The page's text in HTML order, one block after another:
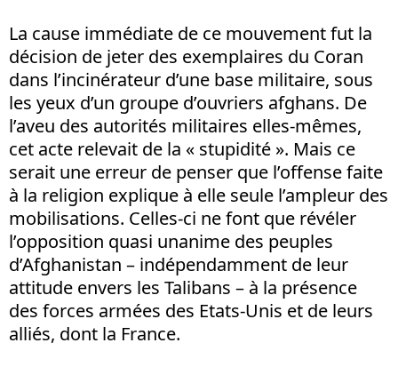
La cause immédiate de ce mouvement fut la
décision de jeter des exemplaires du Coran
dans l’incinérateur d’une base militaire, sous
les yeux d’un groupe d’ouvriers afghans. De
l’aveu des autorités militaires elles-mêmes,
cet acte relevait de la « stupidité ». Mais ce
serait une erreur de penser que l’offense faite
à la religion explique à elle seule l’ampleur des
mobilisations. Celles-ci ne font que révéler
l’opposition quasi unanime des peuples
d’Afghanistan – indépendamment de leur
attitude envers les Talibans – à la présence
des forces armées des Etats-Unis et de leurs
alliés, dont la France.